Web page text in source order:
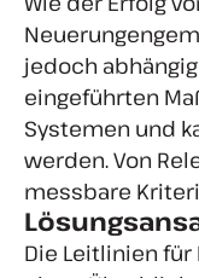
jedoch
eingeführten
Systemen und
werden. Von
messbare
Die Leitlinien